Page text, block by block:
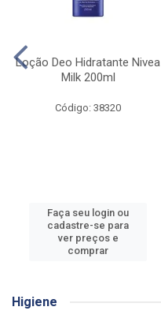
Loção Deo Hidratante Nivea
Milk 200ml
Código: 38320
Faça seu login ou
cadastre-se para
ver preços e
comprar
Higiene